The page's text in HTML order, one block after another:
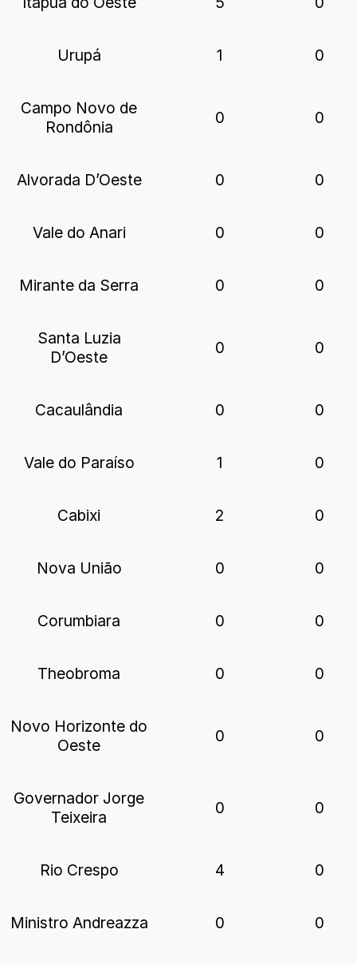
Urupá 1 0
Campo Novo de
Rondônia
0 0
Alvorada D’Oeste 0 0
Vale do Anari 0 0
Mirante da Serra 0 0
Santa Luzia
D’Oeste
0 0
Cacaulândia 0 0
Vale do Paraíso 1 0
Cabixi 2 0
Nova União 0 0
Corumbiara 0 0
Theobroma 0 0
Novo Horizonte do
Oeste
0 0
Governador Jorge
Teixeira
0 0
Rio Crespo 4 0
Ministro Andreazza 0 0